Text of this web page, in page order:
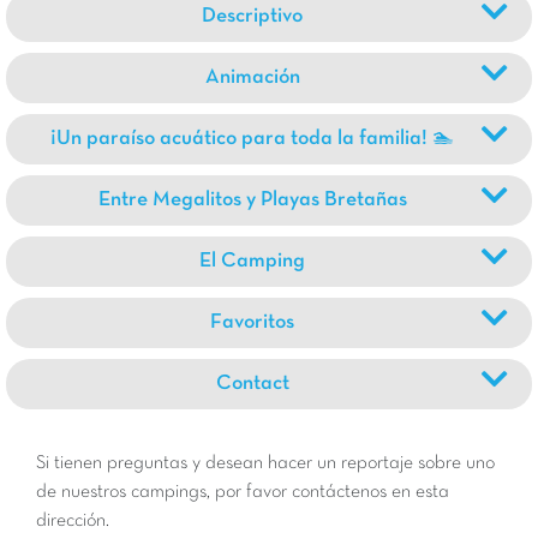
Descriptivo
Animación
¡Un paraíso acuático para toda la familia! 🏊
Entre Megalitos y Playas Bretañas
El Camping
Favoritos
Contact
Si tienen preguntas y desean hacer un reportaje sobre uno
de nuestros campings, por favor contáctenos en esta
dirección.